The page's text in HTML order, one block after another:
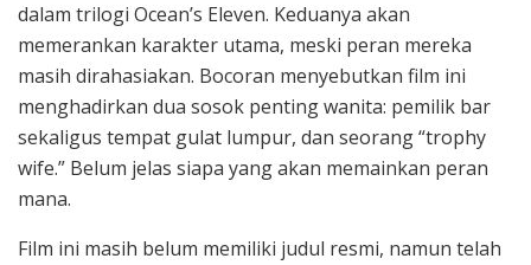
dalam trilogi Ocean’s Eleven. Keduanya akan
memerankan karakter utama, meski peran mereka
masih dirahasiakan. Bocoran menyebutkan film ini
menghadirkan dua sosok penting wanita: pemilik bar
sekaligus tempat gulat lumpur, dan seorang “trophy
wife.” Belum jelas siapa yang akan memainkan peran
mana.
Film ini masih belum memiliki judul resmi, namun telah